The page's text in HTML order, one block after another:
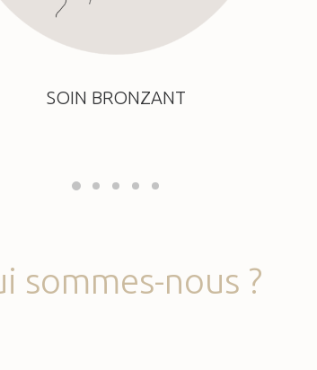
SOIN BRONZANT
sommes-nous ?